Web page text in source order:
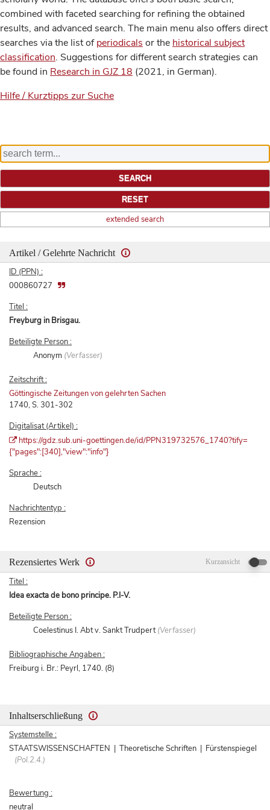
combined with faceted searching for refining the obtained
results, and advanced search. The main menu also offers direct
searches via the list ofperiodicals or the historical subject
classification. Suggestions for different search strategies can
be found in Research in GJZ 18 (2021, in German).
Hilfe / Kurztipps zur Suche
extended search
Artikel / Gelehrte Nachricht
ID (PPN) :
000860727
Titel :
Freyburg in Brisgau.
Beteiligte Person :
Anonym (Verfasser)
Zeitschrift :
Göttingische Zeitungen von gelehrten Sachen
1740, S. 301-302
Digitalisat (Artikel) :
https://gdz.sub.uni-goettingen.de/id/PPN319732576_1740?tify=
{"pages":[340],"view":"info"}
Sprache :
Deutsch
Nachrichtentyp :
Rezension
Rezensiertes Werk Kurzansicht
Titel :
Idea exacta de bono principe. P.I-V.
Beteiligte Person :
Coelestinus I. Abt v. Sankt Trudpert(Verfasser)
Bibliographische Angaben :
Freiburg i. Br.: Peyrl, 1740. (8)
Inhaltserschließung
Systemstelle :
STAATSWISSENSCHAFTEN | Theoretische Schriften | Fürstenspiegel
(Pol.2.4.)
Bewertung :
neutral